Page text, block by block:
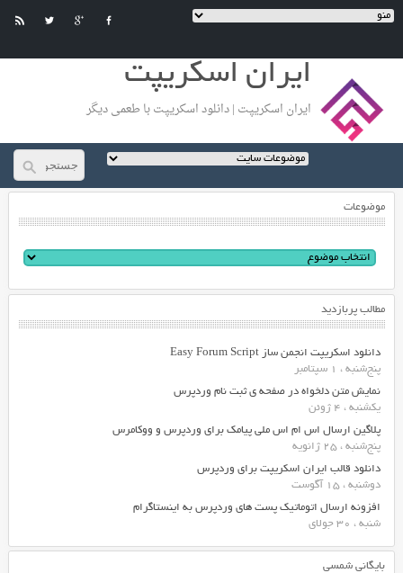
ایران اسکریپت
ایران اسکریپت | دانلود اسکریپت با طعمی دیگر
موضوعات
مطالب پربازدید
دانلود اسکریپت انجمن ساز Easy Forum Script
پنج‌شنبه ، 1 سپتامبر
نمایش متن دلخواه در صفحه ی ثبت نام وردپرس
یکشنبه ، 4 ژوئن
پلاگین ارسال اس ام اس ملی پیامک برای وردپرس و ووکامرس
پنج‌شنبه ، 25 ژانویه
دانلود قالب ایران اسکریپت برای وردپرس
دوشنبه ، 15 آگوست
افزونه ارسال اتوماتیک پست های وردپرس به اینستاگرام
شنبه ، 30 جولای
بایگانی شمسی